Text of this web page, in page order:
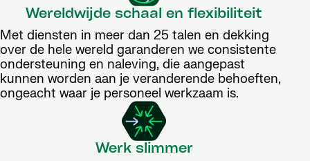
Wereldwijde schaal en flexibiliteit
Met diensten in meer dan 25 talen en dekking
over de hele wereld garanderen we consistente
ondersteuning en naleving, die aangepast
kunnen worden aan je veranderende behoeften,
ongeacht waar je personeel werkzaam is.
Werk slimmer